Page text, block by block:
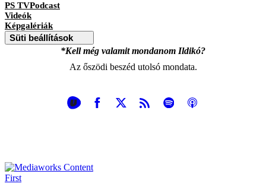
PS TVPodcast
Videók
Képgalériák
Süti beállítások
*Kell még valamit mondanom Ildikó?
Az őszödi beszéd utolsó mondata.